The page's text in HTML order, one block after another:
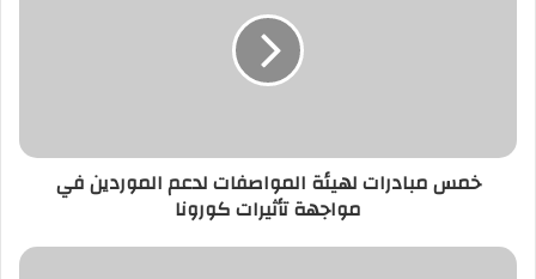
خمس مبادرات لهيئة المواصفات لدعم الموردين في
مواجهة تأثيرات كورونا